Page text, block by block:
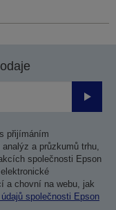
přijímáním
a průzkumů trhu,
společnosti Epson
a chovní na webu, jak
společnosti Epson